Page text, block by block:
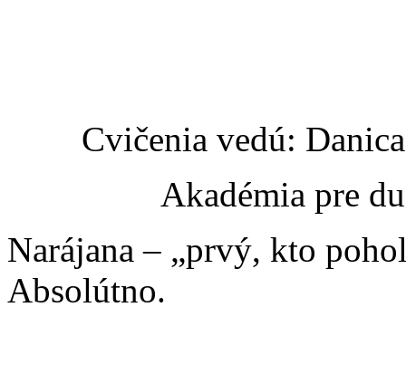
Cvičenia vedú:
Akadémia pre
Narájana – „prvý, kto
Absolútno.